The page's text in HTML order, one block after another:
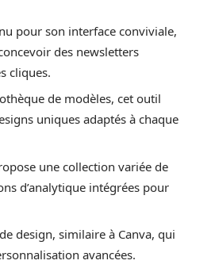
pour son interface conviviale,
des newsletters
cliques.
de modèles, cet outil
uniques adaptés à chaque
une collection variée de
d’analytique intégrées pour
design, similaire à Canva, qui
avancées.